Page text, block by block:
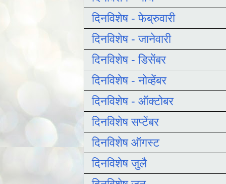
दिनविशेष - फेब्रुवारी
दिनविशेष - जानेवारी
दिनविशेष - डिसेंबर
दिनविशेष - नोव्हेंबर
दिनविशेष - ऑक्टोबर
दिनविशेष सप्टेंबर
दिनविशेष ऑगस्ट
दिनविशेष जुलै